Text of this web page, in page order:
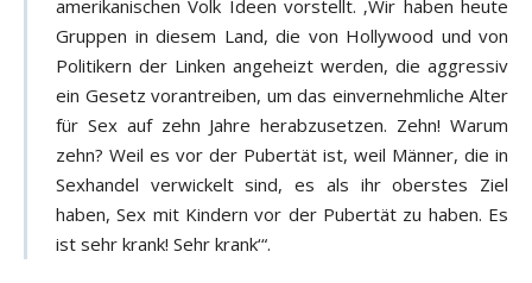
amerikanischen Volk Ideen vorstellt. ‚Wir haben heute
Gruppen in diesem Land, die von Hollywood und von
Politikern der Linken angeheizt werden, die aggressiv
ein Gesetz vorantreiben, um das einvernehmliche Alter
für Sex auf zehn Jahre herabzusetzen. Zehn! Warum
zehn? Weil es vor der Pubertät ist, weil Männer, die in
Sexhandel verwickelt sind, es als ihr oberstes Ziel
haben, Sex mit Kindern vor der Pubertät zu haben. Es
ist sehr krank! Sehr krank‘“.